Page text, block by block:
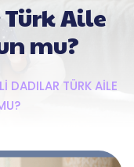
Aile
mu?
DADILAR TÜRK AILE